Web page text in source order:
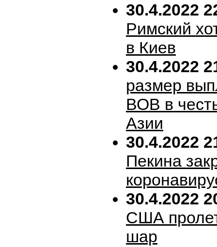
30.4.2022
Римский
в Киев
30.4.2022
размер
ВОВ в
Азии
30.4.2022
Пекина
30.4.2022
США
шар